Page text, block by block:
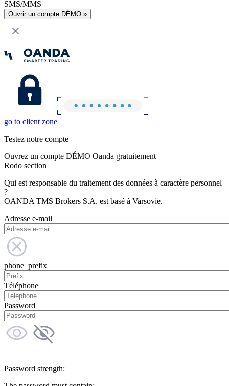
SMS/MMS
Ouvrir un compte DÉMO »
go to client zone
Testez notre compte
Ouvrez un compte DÉMO Oanda gratuitement
Rodo section
Qui est responsable du traitement des données à caractère personnel
?
OANDA TMS Brokers S.A. est basé à Varsovie.
Adresse e-mail
phone_prefix
Téléphone
Password
Password strength: